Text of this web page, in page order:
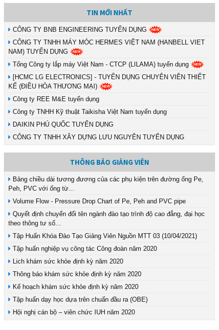
TIN MỚI NHẤT
CÔNG TY BNB ENGINEERING TUYỂN DỤNG
CÔNG TY TNHH MÁY MÓC HERMES VIỆT NAM (HANBELL VIET
NAM) TUYỂN DỤNG
Tổng Công ty lắp máy Việt Nam - CTCP (LILAMA) tuyển dụng
[HCMC LG ELECTRONICS] - TUYỂN DỤNG CHUYÊN VIÊN THIẾT
KẾ (ĐIỀU HÒA THƯƠNG MẠI)
Công ty REE M&E tuyển dụng
Công ty TNHH Kỹ thuật Taikisha Việt Nam tuyển dụng
DAIKIN PHÚ QUỐC TUYỂN DỤNG
CÔNG TY TNHH XÂY DỰNG LƯU NGUYÊN TUYỂN DỤNG
THÔNG BÁO GIẢNG VIÊN
Bảng chiều dài tương đương của các phụ kiện trên đường ống Pe,
Peh, PVC với ống từ...
Volume Flow - Pressure Drop Chart of Pe, Peh and PVC pipe
Quyết định chuyển đổi tên ngành đào tạo trình độ cao đẳng, đại học
theo thông tư số...
Tập Huấn Khóa Đào Tạo Giảng Viên Nguồn MTT 03 (10/04/2021)
Tập huấn nghiệp vụ công tác Công đoàn năm 2020
Lich khám sức khỏe định kỳ năm 2020
Thông báo khám sức khỏe định kỳ năm 2020
Kế hoạch khám sức khỏe định kỳ năm 2020
Tập huấn dạy học dựa trên chuẩn đầu ra (OBE)
Hội nghị cán bộ – viên chức IUH năm 2020